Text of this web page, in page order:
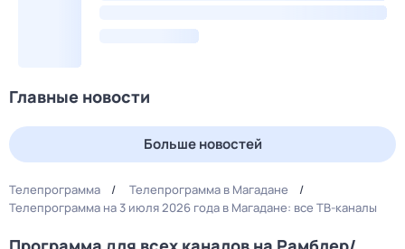
Главные новости
Больше новостей
Телепрограмма
Телепрограмма в Магадане
Телепрограмма на 3 июля 2026 года в Магадане: все ТВ-каналы